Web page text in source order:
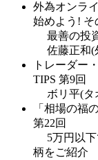
外為オンラ
始めよう! そ
最善の投
佐藤正和(
トレーダー
TIPS 第9回
ボリ平(タ
「相場の福
第22回
5万円以
柄をご紹介